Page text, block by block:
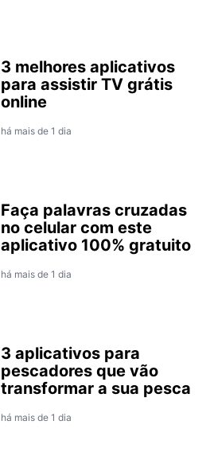
3 melhores aplicativos
para assistir TV grátis
online
há mais de 1 dia
Faça palavras cruzadas
no celular com este
aplicativo 100% gratuito
há mais de 1 dia
3 aplicativos para
pescadores que vão
transformar a sua pesca
há mais de 1 dia